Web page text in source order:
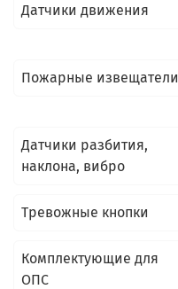
Датчики движения
Пожарные извещатели
Датчики разбития,
наклона, вибро
Тревожные кнопки
Комплектующие для
ОПС